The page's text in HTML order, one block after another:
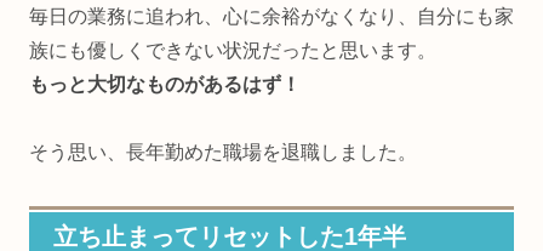
毎日の業務に追われ、心に余裕がなくなり、自分にも家
族にも優しくできない状況だったと思います。
もっと大切なものがあるはず！
そう思い、長年勤めた職場を退職しました。
立ち止まってリセットした1年半